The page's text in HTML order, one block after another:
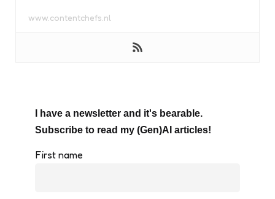
www.contentchefs.nl
I have a newsletter and it's bearable.
Subscribe to read my (Gen)AI articles!
First name